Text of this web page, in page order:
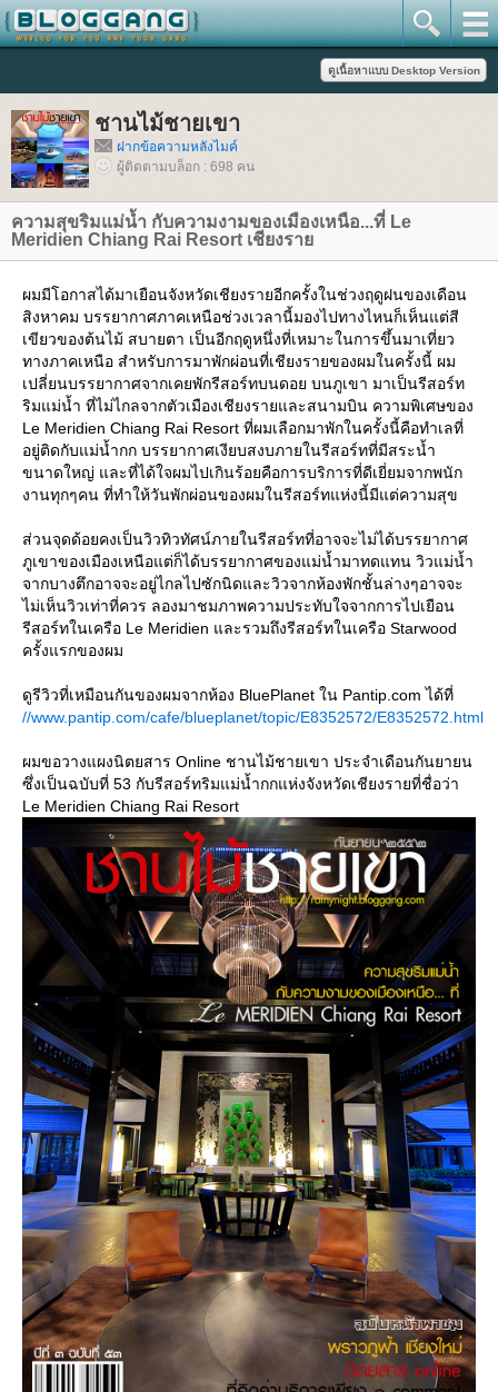
ชานไม้ชายเขา
ฝากข้อความหลังไมค์
ผู้ติดตามบล็อก : 698 คน
ความสุขริมแม่น้ำ กับความงามของเมืองเหนือ...ที่ Le
Meridien Chiang Rai Resort เชียงรา
ผมมีโอกาสได้มาเยือนจังหวัดเชียงรายอีกครั้งในช่วงฤดูฝนของเดือน
สิงหาคม บรรยากาศภาคเหนือช่วงเวลานี้มองไปทางไหนก็เห็นแต่สี
เขียวของต้นไม้ สบายตา เป็นอีกฤดูหนึ่งที่เหมาะในการขึ้นมาเที่ยว
ทางภาคเหนือ สำหรับการมาพักผ่อนที่เชียงรายของผมในครั้งนี้ ผม
เปลี่ยนบรรยากาศจากเคยพักรีสอร์ทบนดอย บนภูเขา มาเป็นรีสอร์ท
ริมแม่น้ำ ที่ไม่ไกลจากตัวเมืองเชียงรายและสนามบิน ความพิเศษของ
Le Meridien Chiang Rai Resort ที่ผมเลือกมาพักในครั้งนี้คือทำเลที่
อยู่ติดกับแม่น้ำกก บรรยากาศเงียบสงบภายในรีสอร์ทที่มีสระน้ำ
ขนาดใหญ่ และที่ได้ใจผมไปเกินร้อยคือการบริการที่ดีเยี่ยมจากพนัก
งานทุกๆคน ที่ทำให้วันพักผ่อนของผมในรีสอร์ทแห่งนี้มีแต่ความสุข
ส่วนจุดด้อยคงเป็นวิวทิวทัศน์ภายในรีสอร์ทที่อาจจะไม่ได้บรรยากาศ
ภูเขาของเมืองเหนือแต่ก็ได้บรรยากาศของแม่น้ำมาทดแทน วิวแม่น้ำ
จากบางตึกอาจจะอยู่ไกลไปซักนิดและวิวจากห้องพักชั้นล่างๆอาจจะ
ไม่เห็นวิวเท่าที่ควร ลองมาชมภาพความประทับใจจากการไปเยือน
รีสอร์ทในเครือ Le Meridien และรวมถึงรีสอร์ทในเครือ Starwood
ครั้งแรกของผม
ดูรีวิวที่เหมือนกันของผมจากห้อง BluePlanet ใน Pantip.com ได้ที่
//www.pantip.com/cafe/blueplanet/topic/E8352572/E8352572.html
ผมขอวางแผงนิตยสาร Online ชานไม้ชายเขา ประจำเดือนกันยายน
ซึ่งเป็นฉบับที่ 53 กับรีสอร์ทริมแม่น้ำกกแห่งจังหวัดเชียงรายที่ชื่อว่า
Le Meridien Chiang Rai Resort